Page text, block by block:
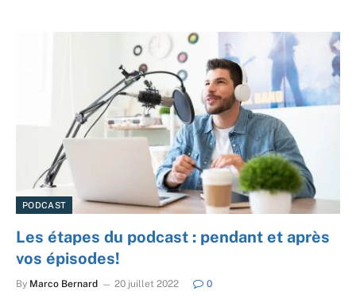
PODCAST
Les étapes du podcast : pendant et après
vos épisodes!
By Marco Bernard 20 juillet 2022 0